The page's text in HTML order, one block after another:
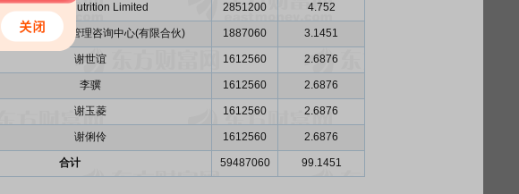
Cassia Nutrition Limited 2851200 4.752
隆化县铜麦企业管理咨询中心(有限合伙) 1887060 3.1451
谢世谊 1612560 2.6876
李骥 1612560 2.6876
谢玉菱 1612560 2.6876
谢俐伶 1612560 2.6876
合计 59487060 99.1451